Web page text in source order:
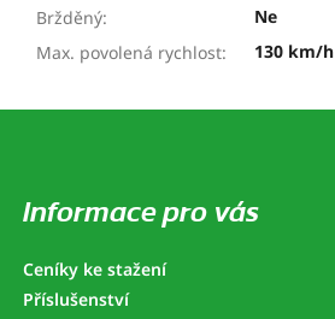
Bržděný:
Ne
Max. povolená rychlost: 130 km/h
Informace pro vás
Ceníky ke stažení
Příslušenství